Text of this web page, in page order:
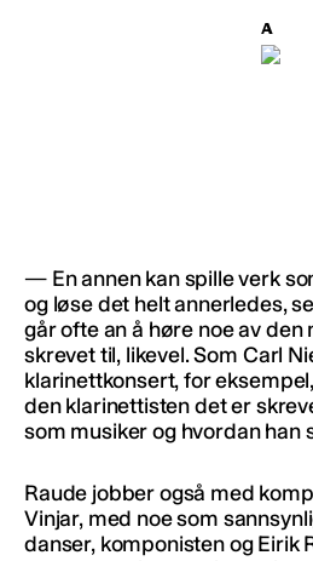
— En annen kan spille verk
og løse det helt annerledes,
går ofte an å høre noe av den
skrevet til, likevel. Som Carl
klarinettkonsert, for
den klarinettisten det er
som musiker og hvordan han
Raude jobber også med
Vinjar, med noe som
danser, komponisten og Eirik